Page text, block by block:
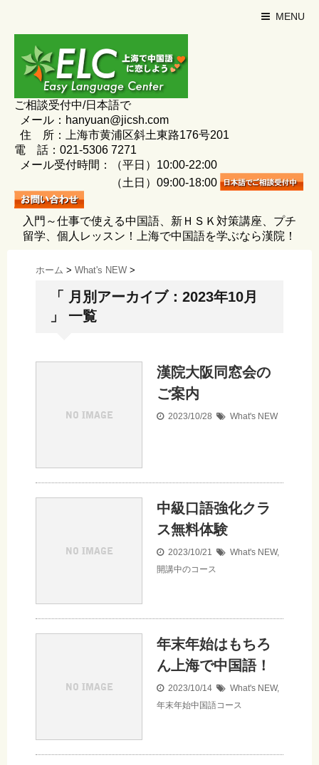
MENU
ご相談受付中/日本語で
メール：hanyuan@jicsh.com
住 所：上海市黄浦区斜土東路176号201
電 話：021-5306 7271
メール受付時間：（平日）10:00-22:00
（土日）09:00-18:00
入門～仕事で使える中国語、新ＨＳＫ対策講座、プチ
留学、個人レッスン！上海で中国語を学ぶなら漢院！
ホーム > What's NEW >
「 月別アーカイブ：2023年10月
」 一覧
漢院大阪同窓会の
ご案内
2023/10/28 What's NEW
中級口語強化クラ
ス無料体験
2023/10/21 What's NEW,
開講中のコース
年末年始はもちろ
ん上海で中国語！
2023/10/14 What's NEW,
年末年始中国語コース